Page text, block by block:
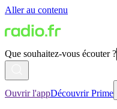
Aller au contenu
Que souhaitez-vous écouter ?
Ouvrir l'appDécouvrir Prime